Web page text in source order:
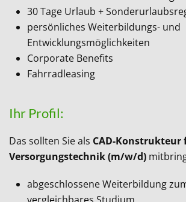
30 Tage Urlaub +
persönliches Weiterbildungs- und
Entwicklungsmöglichkeiten
Corporate Benefits
Fahrradleasing
Ihr Profil:
Das sollten Sie als CAD-Konstrukteur
Versorgungstechnik(m/w/d)
abgeschlossene Weiterbildung